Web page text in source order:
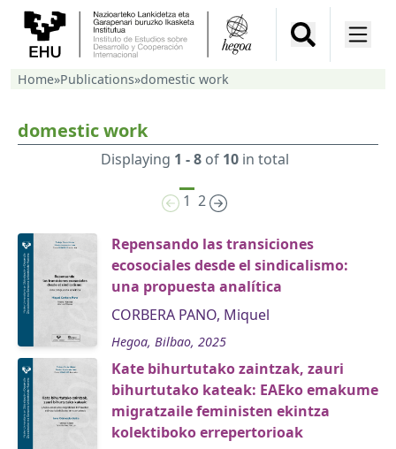
Home»Publications»domestic work
domestic work
Displaying 1 - 8of 10in total
1 2
Repensando las transiciones
ecosociales desde el sindicalismo:
una propuesta analítica
CORBERA PANO, Miquel
Hegoa, Bilbao, 2025
Kate bihurtutako zaintzak, zauri
bihurtutako kateak: EAEko emakume
migratzaile feministen ekintza
kolektiboko errepertorioak